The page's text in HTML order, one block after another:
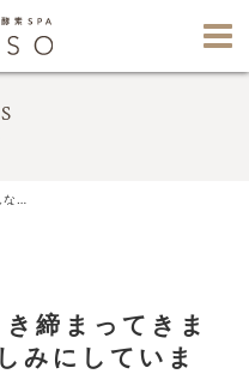
締まってきま
みにしていま